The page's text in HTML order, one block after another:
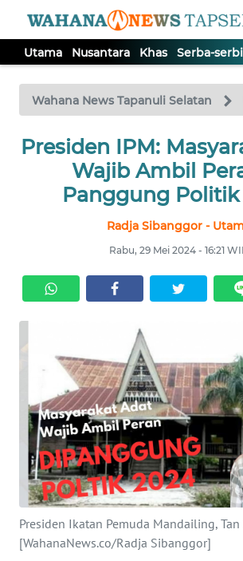
Utama Nusantara Khas Serba-serbi
Wahana News Tapanuli Selatan
Presiden IPM:
Wajib Ambil
Panggung Politik
Radja Sibanggor -
Rabu, 29 Mei 2024 - 16:21
Presiden Ikatan Pemuda Mandailing,
[WahanaNews.co/Radja Sibanggor]
TV
Tutup
UTAMA
NUSANTARA
SERBA-
SERBI
OPINI
INDEKS
BERITA
KONTAK
KAMI
INFO
IKLAN